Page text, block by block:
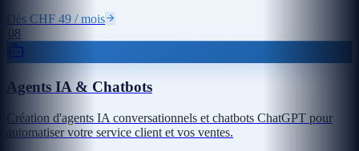
Dès CHF 49 / mois
08
Agents IA & Chatbots
Création d'agents IA conversationnels et chatbots ChatGPT pour
automatiser votre service client et vos ventes.